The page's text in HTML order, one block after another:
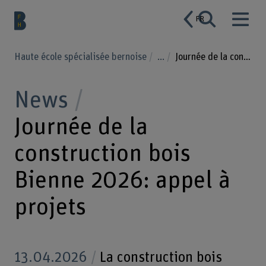
FR
Haute école spécialisée bernoise ... Journée de la construction bois Bienne 2026: appel à projets
News
Journée de la
construction bois
Bienne 2026: appel à
projets
13.04.2026
La construction bois